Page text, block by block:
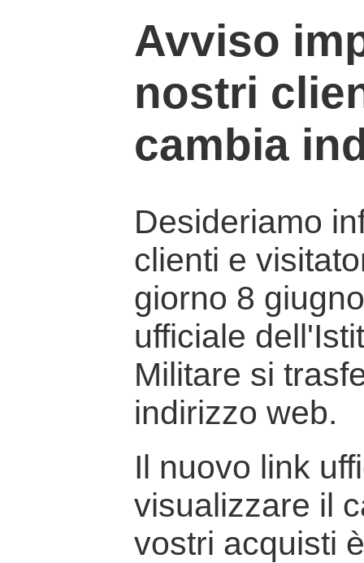
Avviso
nostri
cambia
Desideriamo
clienti e
giorno 8
ufficiale
Militare si
indirizzo web.
Il nuovo link
visualizzare il
vostri acquisti